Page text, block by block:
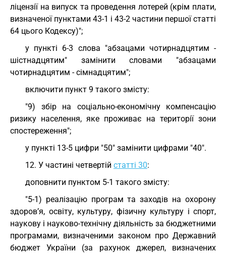
ліцензії на випуск та проведення лотерей (крім плати,
визначеної пунктами 43-1 і 43-2 частини першої статті
64 цього Кодексу)";
у пункті 6-3 слова "абзацами чотирнадцятим -
шістнадцятим" замінити словами "абзацами
чотирнадцятим - сімнадцятим";
включити пункт 9 такого змісту:
"9) збір на соціально-економічну компенсацію
ризику населення, яке проживає на території зони
спостереження";
у пункті 13-5 цифри "50" замінити цифрами "40".
12. У частині четвертій статті 30:
доповнити пунктом 5-1 такого змісту:
"5-1) реалізацію програм та заходів на охорону
здоров’я, освіту, культуру, фізичну культуру і спорт,
наукову і науково-технічну діяльність за бюджетними
програмами, визначеними законом про Державний
бюджет України (за рахунок джерел, визначених